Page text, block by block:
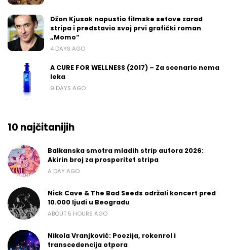
Džon Kjusak napustio filmske setove zarad
stripa i predstavio svoj prvi grafički roman
„Momo“
4 DAYS AGO
A CURE FOR WELLNESS (2017) – Za scenario nema
leka
9 DAYS AGO
10 najčitanijih
Balkanska smotra mladih strip autora 2026:
Akirin broj za prosperitet stripa
A DAY AGO
Nick Cave & The Bad Seeds održali koncert pred
10.000 ljudi u Beogradu
ABOUT 5 HOURS AGO
Nikola Vranjković: Poezija, rokenrol i
transcedencija otpora